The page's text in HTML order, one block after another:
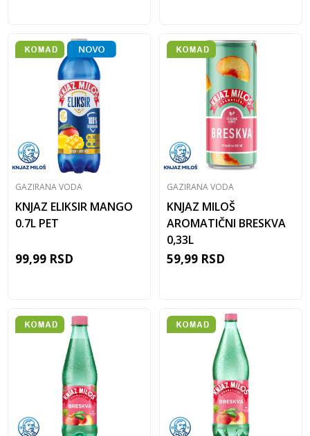
GAZIRANA VODA
KNJAZ ELIKSIR MANGO
0.7L PET
99,99 RSD
GAZIRANA VODA
KNJAZ MILOŠ
AROMATIČNI BRESKVA
0,33L
59,99 RSD